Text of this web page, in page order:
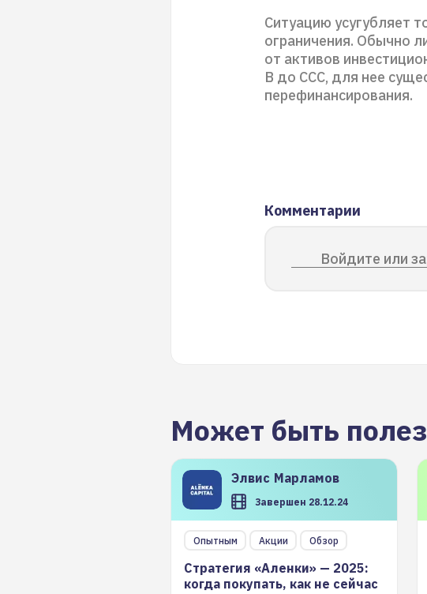
Ситуацию усугубляет
ограничения. Обычно
от активов
В до ССС, для нее
перефинансирования.
Комментарии
Войдите или
Может быть
Элвис Марламов
Завершен 28.12.24
Опытным Акции Обзор
Стратегия «Аленки» — 2025:
когда покупать, как не сейчас